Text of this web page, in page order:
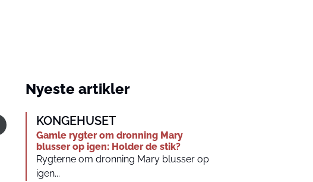
Nyeste artikler
KONGEHUSET
Gamle rygter om dronning Mary
blusser op igen: Holder de stik?
Rygterne om dronning Mary blusser op
igen...